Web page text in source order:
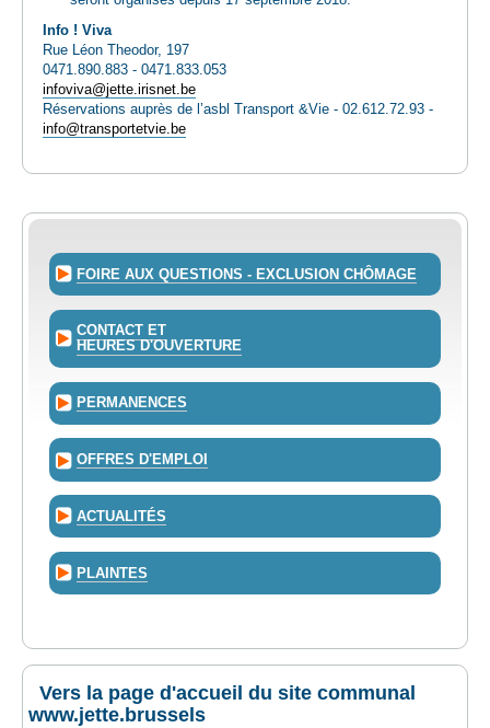
Info ! Viva
Rue Léon Theodor, 197
0471.890.883 - 0471.833.053
infoviva@jette.irisnet.be
Réservations auprès de l’asbl Transport &Vie - 02.612.72.93 -
info@transportetvie.be
FOIRE AUX QUESTIONS - EXCLUSION CHÔMAGE
CONTACT ET
HEURES D'OUVERTURE
PERMANENCES
OFFRES D'EMPLOI
ACTUALITÉS
PLAINTES
Vers la page d'accueil du site communal
www.jette.brussels